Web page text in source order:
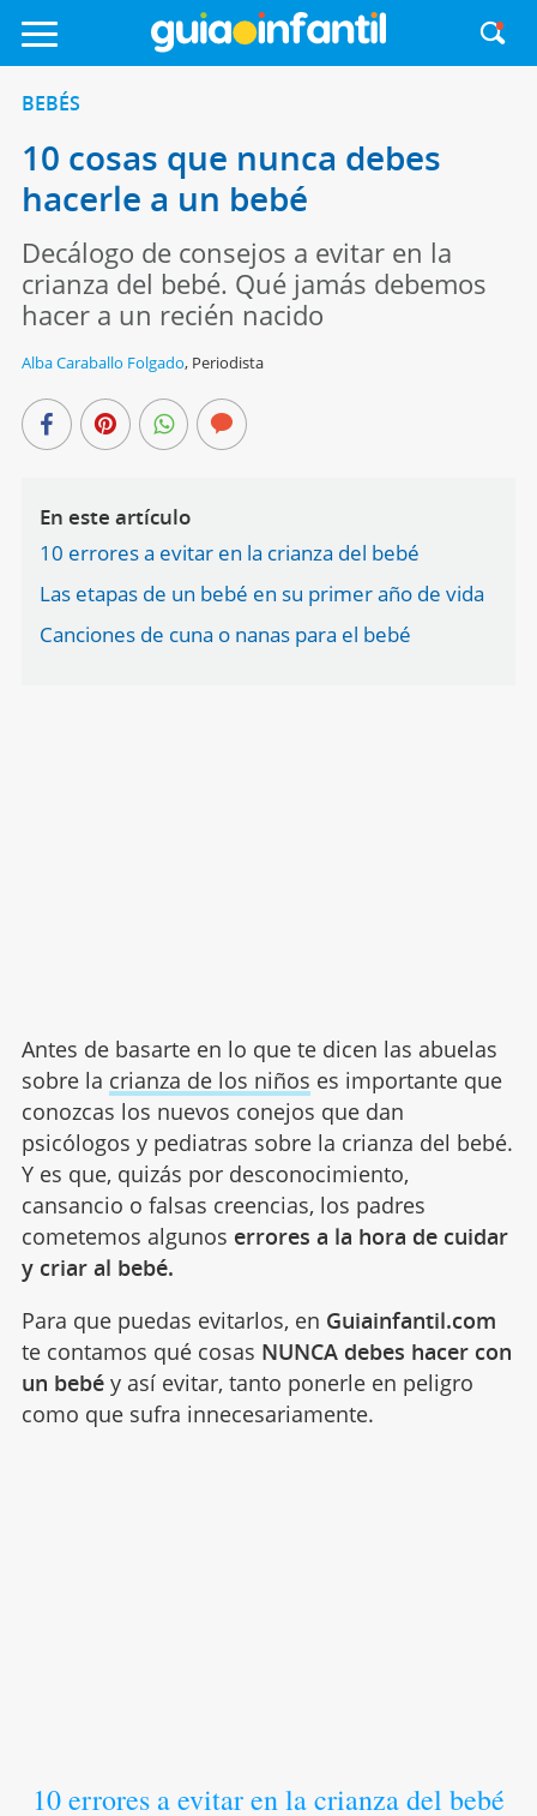
BEBÉS
10 cosas que nunca debes
hacerle a un bebé
Decálogo de consejos a evitar en la
crianza del bebé. Qué jamás debemos
hacer a un recién nacido
Alba Caraballo Folgado, Periodista
En este artículo
10 errores a evitar en la crianza del bebé
Las etapas de un bebé en su primer año de vida
Canciones de cuna o nanas para el bebé
Antes de basarte en lo que te dicen las abuelas
sobre la crianza de los niños es importante que
conozcas los nuevos conejos que dan
psicólogos y pediatras sobre la crianza del bebé.
Y es que, quizás por desconocimiento,
cansancio o falsas creencias, los padres
cometemos algunos errores a la hora de cuidar
y criar al bebé.
Para que puedas evitarlos, en Guiainfantil.com
te contamos qué cosas NUNCA debes hacer con
un bebéy así evitar, tanto ponerle en peligro
como que sufra innecesariamente.
10 errores a evitar en la crianza del bebé